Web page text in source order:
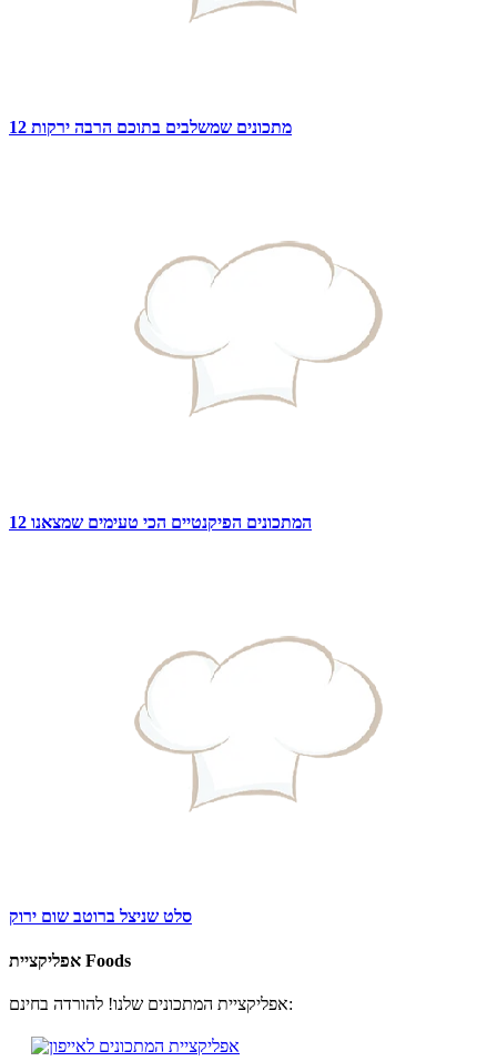
12 מתכונים שמשלבים בתוכם הרבה ירקות
12 המתכונים הפיקנטיים הכי טעימים שמצאנו
סלט שניצל ברוטב שום ירוק
אפליקציית Foods
אפליקציית המתכונים שלנו! להורדה בחינם: